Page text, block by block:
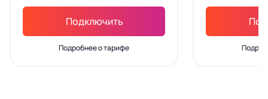
Подключить
Подробнее о тарифе